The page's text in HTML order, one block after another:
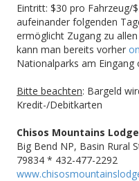
Eintritt: $30 pro
aufeinander folgenden
ermöglicht Zugang zu
kann man bereits vorher
Nationalparks am
Bitte beachten: Bargeld
Kredit-/Debitkarten
Chisos Mountains Lodge
Big Bend NP, Basin Rural
79834 * 432-477-2292